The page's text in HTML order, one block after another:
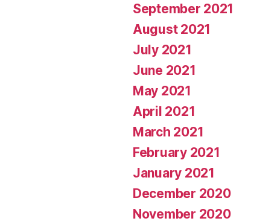
September 2021
August 2021
July 2021
June 2021
May 2021
April 2021
March 2021
February 2021
January 2021
December 2020
November 2020